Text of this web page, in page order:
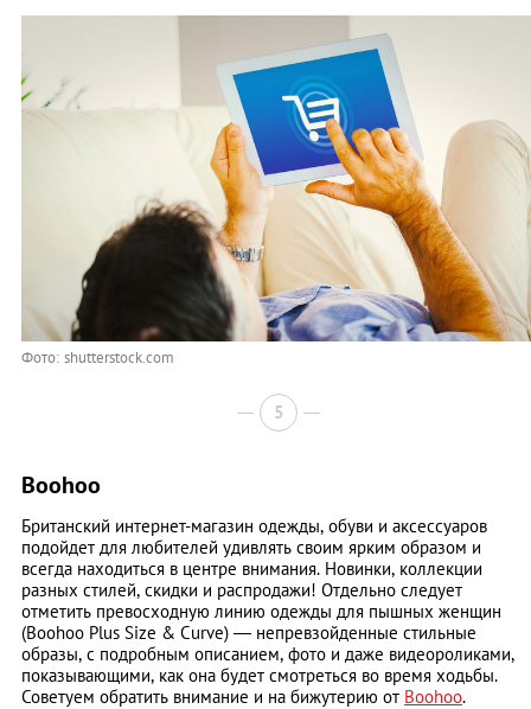
Фото: shutterstock.com
5
Boohoo
Британский интернет-магазин одежды, обуви и аксессуаров
подойдет для любителей удивлять своим ярким образом и
всегда находиться в центре внимания. Новинки, коллекции
разных стилей, скидки и распродажи! Отдельно следует
отметить превосходную линию одежды для пышных женщин
(Boohoo Plus Size & Curve) — непревзойденные стильные
образы, с подробным описанием, фото и даже видеороликами,
показывающими, как она будет смотреться во время ходьбы.
Советуем обратить внимание и на бижутерию от Boohoo.